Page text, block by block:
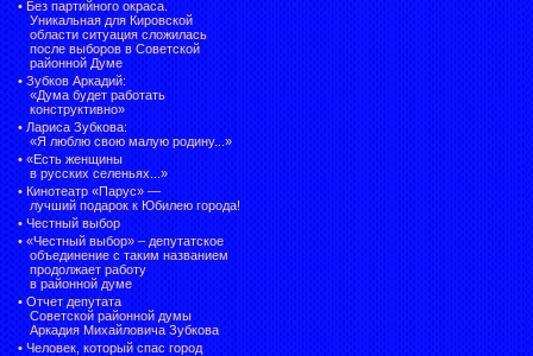
• Без партийного окраса.
Уникальная для Кировской
области ситуация сложилась
после выборов в Советской
районной Думе
• Зубков Аркадий:
«Дума будет работать
конструктивно»
• Лариса Зубкова:
«Я люблю свою малую родину...»
• «Есть женщины
в русских селеньях...»
• Кинотеатр «Парус» —
лучший подарок к Юбилею города!
• Честный выбор
• «Честный выбор» – депутатское
объединение с таким названием
продолжает работу
в районной думе
• Отчет депутата
Советской районной думы
Аркадия Михайловича Зубкова
• Человек, который спас город